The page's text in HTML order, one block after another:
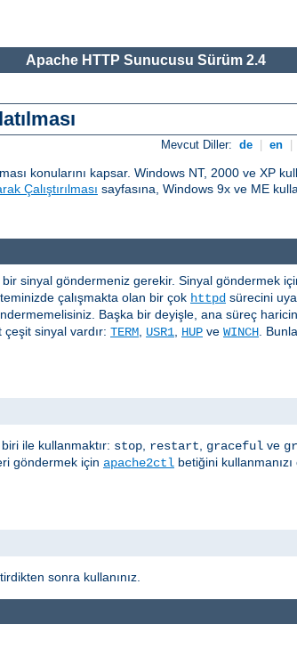
Apache HTTP Sunucusu Sürüm 2.4
Mevcut Diller: de en
konularını kapsar. Windows NT, 2000 ve XP
Çalıştırılması sayfasına, Windows 9x ve ME
sinyal göndermeniz gerekir. Sinyal göndermek
çalışmakta olan bir çok httpd sürecini
Başka bir deyişle, ana süreç
sinyal vardır: TERM USR1 HUP ve WINCH .
ile kullanmaktır: stop restart graceful ve
göndermek için apache2ctl betiğini kullanmanızı
sonra kullanınız.